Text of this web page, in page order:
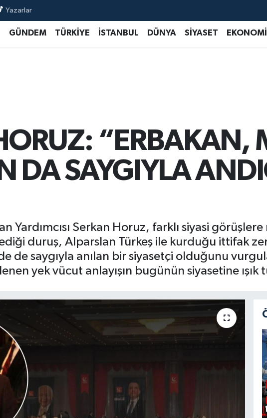
Yazarlar
GÜNDEM TÜRKİYE İSTANBUL DÜNYA SİYASET EKONOMİ
“ERBAKAN,
DA SAYGIYLA
Yardımcısı Serkan Horuz, farklı siyasi
duruş, Alparslan Türkeş ile kurduğu ittifak
de saygıyla anılan bir siyasetçi olduğunu
yek vücut anlayışın bugünün siyasetine